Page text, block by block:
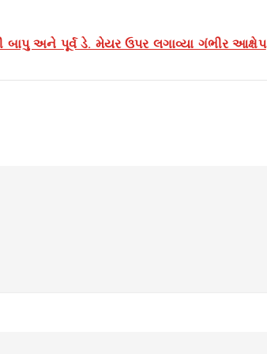
બાપુ અને પૂર્વ ડે. મેયર ઉપર લગાવ્યા ગંભીર આક્ષેપ